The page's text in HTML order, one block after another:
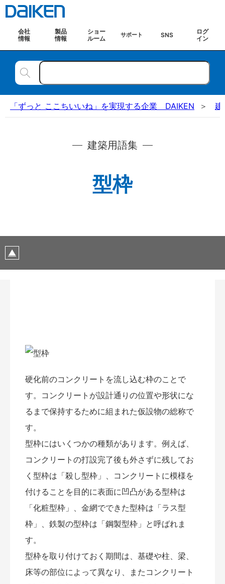
会社
情報
製品
情報
ショー
ルーム
サポート SNS
ログ
イン
「ずっと ここちいいね」を実現する企業 DAIKEN 建
建築用語集
型枠
硬化前のコンクリートを流し込む枠のことで
す。コンクリートが設計通りの位置や形状にな
るまで保持するために組まれた仮設物の総称で
す。
型枠にはいくつかの種類があります。例えば、
コンクリートの打設完了後も外さずに残してお
く型枠は「殺し型枠」、コンクリートに模様を
付けることを目的に表面に凹凸がある型枠は
「化粧型枠」、金網でできた型枠は「ラス型
枠」、鉄製の型枠は「鋼製型枠」と呼ばれま
す。
型枠を取り付けておく期間は、基礎や柱、梁、
床等の部位によって異なり、またコンクリート